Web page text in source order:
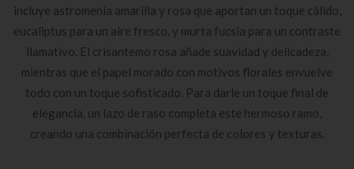
incluye astromenia amarilla y rosa que aportan un toque cálido,
eucaliptus para un aire fresco, y murta fucsia para un contraste
llamativo. El crisantemo rosa añade suavidad y delicadeza,
mientras que el papel morado con motivos florales envuelve
todo con un toque sofisticado. Para darle un toque final de
elegancia, un lazo de raso completa este hermoso ramo,
creando una combinación perfecta de colores y texturas.